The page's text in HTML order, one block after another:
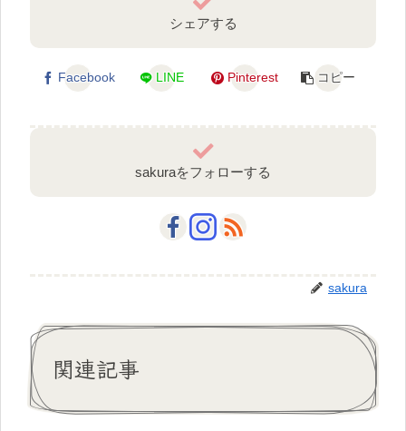
シェアする
Facebook LINE Pinterest コピー
sakuraをフォローする
sakura
関連記事